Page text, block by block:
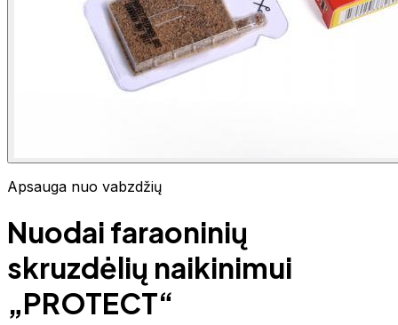
Apsauga nuo vabzdžių
Nuodai faraoninių
skruzdėlių naikinimui
„PROTECT“